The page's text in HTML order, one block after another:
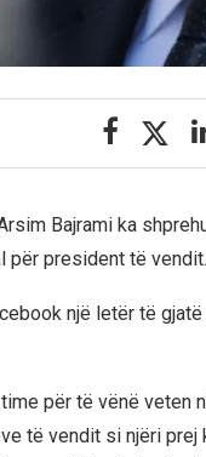
Bajrami ka
për president të vendit.
një letër të
time për të vënë
të vendit si njëri